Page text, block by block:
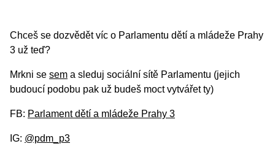
Chceš se dozvědět víc o Parlamentu dětí a mládeže Prahy
3 už teď?
Mrkni se sem a sleduj sociální sítě Parlamentu (jejich
budoucí podobu pak už budeš moct vytvářet ty)
FB: Parlament dětí a mládeže Prahy 3
IG: @pdm_p3